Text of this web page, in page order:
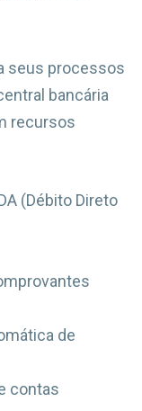
seus processos
bancária
recursos
(Débito Direto
de
contas